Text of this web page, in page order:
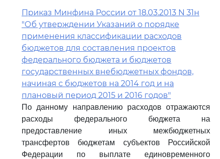
Приказ Минфина России от 18.03.2013 N 31н
"Об утверждении Указаний о порядке
применения классификации расходов
бюджетов для составления проектов
федерального бюджета и бюджетов
государственных внебюджетных фондов,
начиная с бюджетов на 2014 год и на
плановый период 2015 и 2016 годов"
По данному направлению расходов отражаются
расходы федерального бюджета на
предоставление иных межбюджетных
трансфертов бюджетам субъектов Российской
Федерации по выплате единовременного